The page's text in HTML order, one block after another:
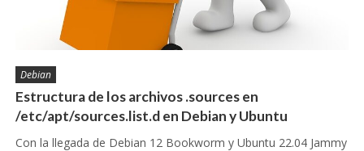
Debian
Estructura de los archivos .sources en
/etc/apt/sources.list.d en Debian y Ubuntu
Con la llegada de Debian 12 Bookworm y Ubuntu 22.04 Jammy